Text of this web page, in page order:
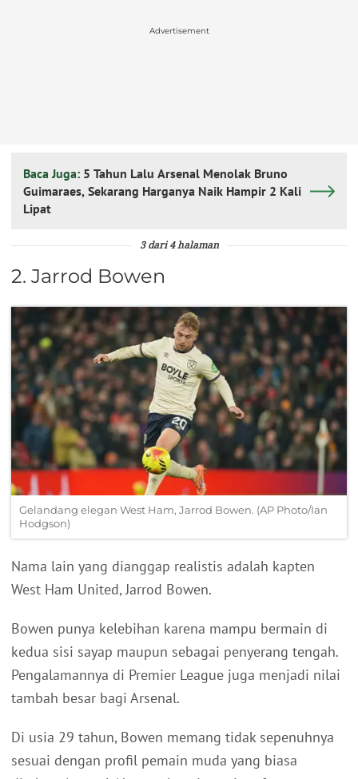
Advertisement
Baca Juga: 5 Tahun Lalu Arsenal Menolak Bruno
Guimaraes, Sekarang Harganya Naik Hampir 2 Kali
Lipat
3 dari 4 halaman
2. Jarrod Bowen
Gelandang elegan West Ham, Jarrod Bowen. (AP Photo/Ian
Hodgson)
Nama lain yang dianggap realistis adalah kapten
West Ham United, Jarrod Bowen.
Bowen punya kelebihan karena mampu bermain di
kedua sisi sayap maupun sebagai penyerang tengah.
Pengalamannya di Premier League juga menjadi nilai
tambah besar bagi Arsenal.
Di usia 29 tahun, Bowen memang tidak sepenuhnya
sesuai dengan profil pemain muda yang biasa